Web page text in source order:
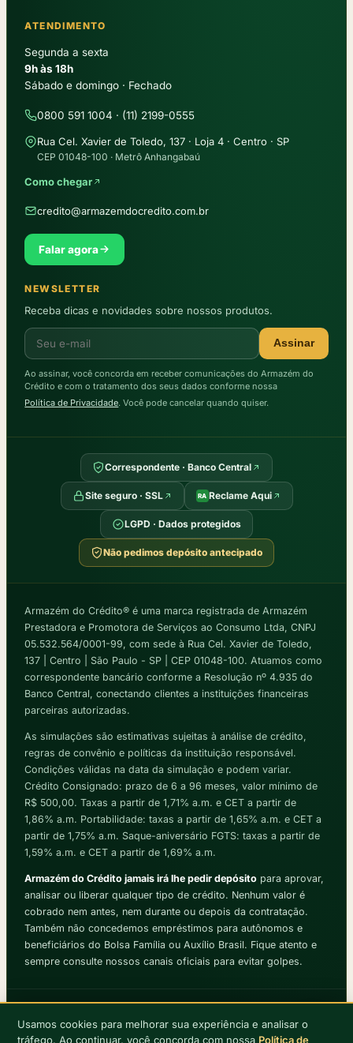
ATENDIMENTO
Segunda a sexta
9h às 18h
Sábado e domingo · Fechado
0800 591 1004 · (11) 2199-0555
Rua Cel. Xavier de Toledo, 137 · Loja 4 · Centro · SP
CEP 01048-100 · Metrô Anhangabaú
Como chegar
credito@armazemdocredito.com.br
Falar agora
NEWSLETTER
Receba dicas e novidades sobre nossos produtos.
Assinar
Ao assinar, você concorda em receber comunicações do Armazém do
Crédito e com o tratamento dos seus dados conforme nossa
Política de Privacidade. Você pode cancelar quando quiser.
Correspondente · Banco Central
Site seguro · SSL RA Reclame Aqui
LGPD · Dados protegidos
Não pedimos depósito antecipado
Armazém do Crédito® é uma marca registrada de Armazém
Prestadora e Promotora de Serviços ao Consumo Ltda, CNPJ
05.532.564/0001-99, com sede à Rua Cel. Xavier de Toledo,
137 | Centro | São Paulo - SP | CEP 01048-100. Atuamos como
correspondente bancário conforme a Resolução nº 4.935 do
Banco Central, conectando clientes a instituições financeiras
parceiras autorizadas.
As simulações são estimativas sujeitas à análise de crédito,
regras de convênio e políticas da instituição responsável.
Condições válidas na data da simulação e podem variar.
Crédito Consignado: prazo de 6 a 96 meses, valor mínimo de
R$ 500,00. Taxas a partir de 1,71% a.m. e CET a partir de
1,86% a.m. Portabilidade: taxas a partir de 1,65% a.m. e CET a
partir de 1,75% a.m. Saque-aniversário FGTS: taxas a partir de
1,59% a.m. e CET a partir de 1,69% a.m.
Armazém do Crédito jamais irá lhe pedir depósito para aprovar,
analisar ou liberar qualquer tipo de crédito. Nenhum valor é
cobrado nem antes, nem durante ou depois da contratação.
Também não concedemos empréstimos para autônomos e
beneficiários do Bolsa Família ou Auxílio Brasil. Fique atento e
sempre consulte nossos canais oficiais para evitar golpes.
Armazém do Crédito® · Todos os direitos reservados © 2026 ·
Usamos cookies para melhorar sua experiência e analisar o
tráfego. Ao continuar, você concorda com nossa Política de